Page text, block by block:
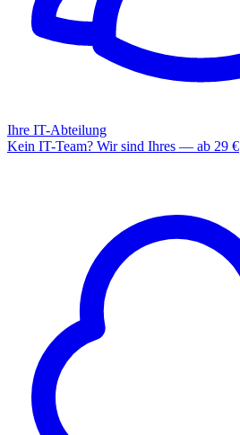
Ihre IT-Abteilung
Kein IT-Team? Wir sind Ihres — ab 29 €